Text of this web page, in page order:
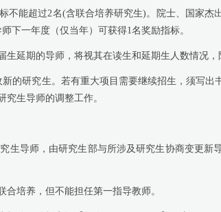
不能超过2名(含联合培养研究生)。院士、 国家杰
下一年度（仅当年）可获得1名奖励指标。
生延期的导师，将视其在读生和延期生人数情况，
的研究生。若有重大项目需要继续招生，须写
生导师的调整工作。
导师，由研究生部与所涉及研究生协商变更新
培养，但不能担任第一指导教师。